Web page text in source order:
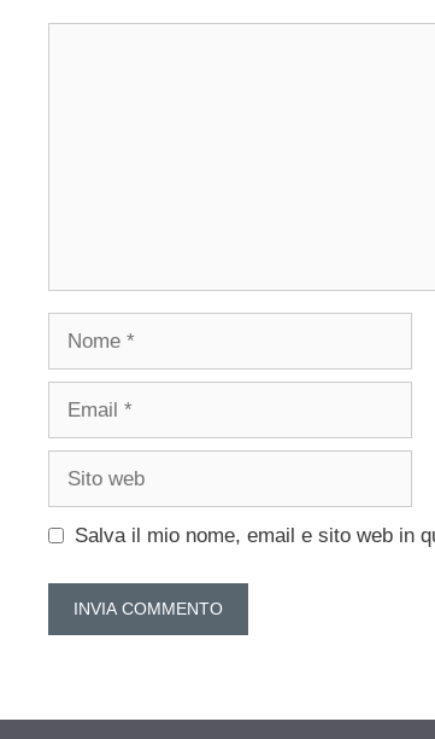
Nome
Email
Sito
Salva il mio nome, email e sito web in